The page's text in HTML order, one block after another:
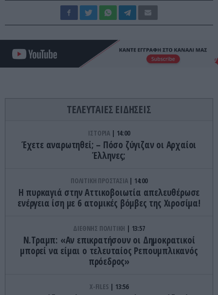
ΤΕΛΕΥΤΑΙΕΣ ΕΙΔΗΣΕΙΣ
ΙΣΤΟΡΙΑ 14:00
Έχετε αναρωτηθεί; – Πόσο ζύγιζαν οι Αρχαίοι
Έλληνες;
ΠΟΛΙΤΙΚΗ ΠΡΟΣΤΑΣΙΑ 14:00
Η πυρκαγιά στην Αττικοβοιωτία απελευθέρωσε
ενέργεια ίση με 6 ατομικές βόμβες της Χιροσίμα!
ΔΙΕΘΝΗΣ ΠΟΛΙΤΙΚΗ 13:57
Ν.Τραμπ: «Αν επικρατήσουν οι Δημοκρατικοί
μπορεί να είμαι ο τελευταίος Ρεπουμπλικανός
πρόεδρος»
X-FILES 13:56